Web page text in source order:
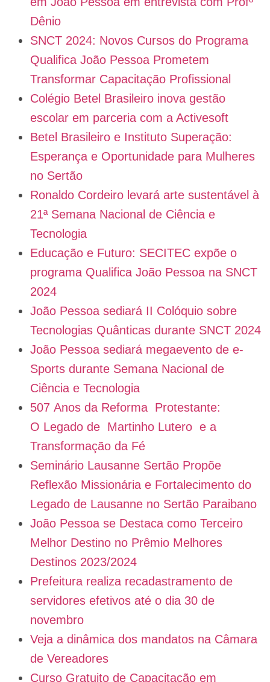
Dênio
SNCT 2024: Novos Cursos do Programa
Qualifica João Pessoa Prometem
Transformar Capacitação Profissional
Colégio Betel Brasileiro inova gestão
escolar em parceria com a Activesoft
Betel Brasileiro e Instituto Superação:
Esperança e Oportunidade para Mulheres
no Sertão
Ronaldo Cordeiro levará arte sustentável à
21ª Semana Nacional de Ciência e
Tecnologia
Educação e Futuro: SECITEC expõe o
programa Qualifica João Pessoa na SNCT
2024
João Pessoa sediará II Colóquio sobre
Tecnologias Quânticas durante SNCT 2024
João Pessoa sediará megaevento de e-
Sports durante Semana Nacional de
Ciência e Tecnologia
507 Anos da Reforma Protestante:
O Legado de Martinho Lutero e a
Transformação da Fé
Seminário Lausanne Sertão Propõe
Reflexão Missionária e Fortalecimento do
Legado de Lausanne no Sertão Paraibano
João Pessoa se Destaca como Terceiro
Melhor Destino no Prêmio Melhores
Destinos 2023/2024
Prefeitura realiza recadastramento de
servidores efetivos até o dia 30 de
novembro
Veja a dinâmica dos mandatos na Câmara
de Vereadores
Curso Gratuito de Capacitação em